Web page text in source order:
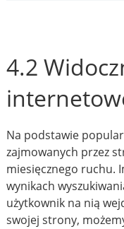
4.2
Na podstawie
zajmowanych przez
miesięcznego ruchu.
wynikach
użytkownik na nią
swojej strony,